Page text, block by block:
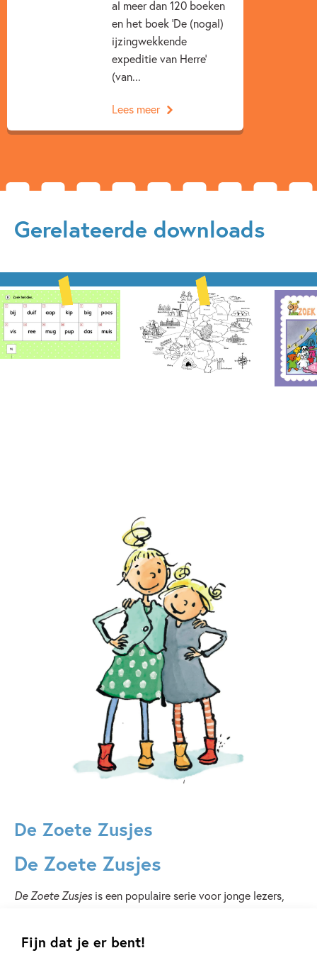
Fijn dat je er bent!
al meer dan 120 boeken
en het boek ‘De (nogal)
ijzingwekkende
expeditie van Herre’
(van...
Lees meer
Gerelateerde downloads
De Zoete Zusjes
De Zoete Zusjes
De Zoete Zusjesis een populaire serie voor jonge lezers,
Janna, die samen allerlei avonturen beleven. Elke boek uit